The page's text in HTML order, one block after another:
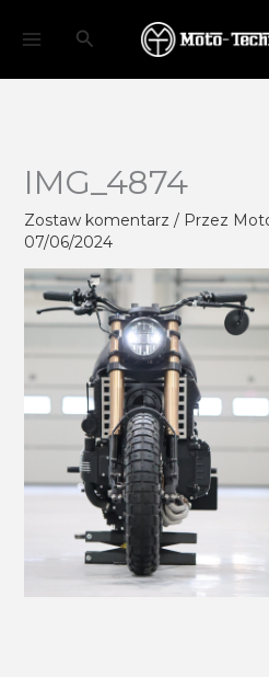
Szukaj
IMG_4874
Zostaw komentarz / Przez
07/06/2024